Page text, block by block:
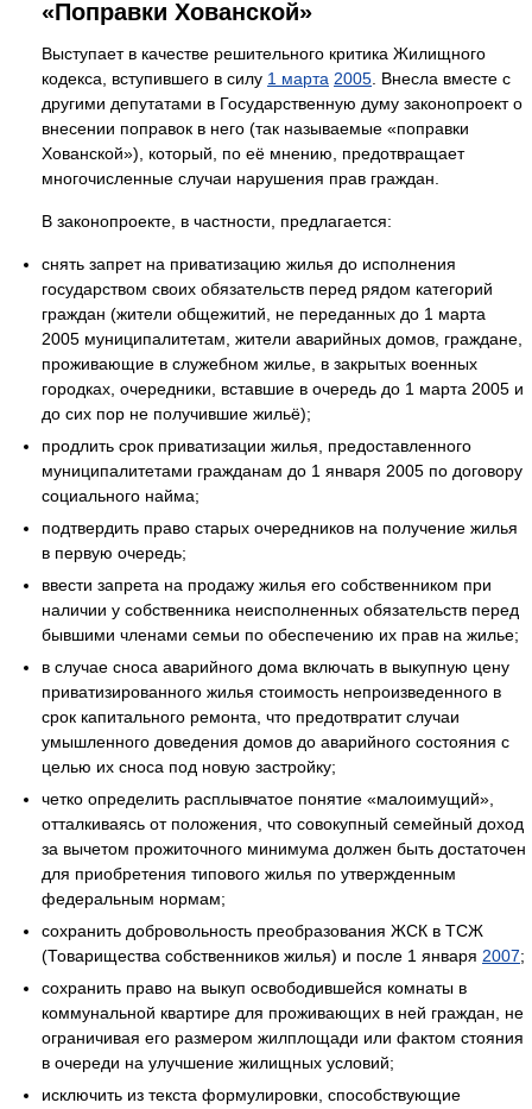
«Поправки Хованской»
Выступает в качестве решительного критика Жилищного
кодекса, вступившего в силу 1 марта 2005 . Внесла вместе с
другими депутатами в Государственную думу законопроект о
внесении поправок в него (так называемые «поправки
Хованской»), который, по её мнению, предотвращает
многочисленные случаи нарушения прав граждан.
В законопроекте, в частности, предлагается:
снять запрет на приватизацию жилья до исполнения
государством своих обязательств перед рядом категорий
граждан (жители общежитий, не переданных до 1 марта
2005 муниципалитетам, жители аварийных домов, граждане,
проживающие в служебном жилье, в закрытых военных
городках, очередники, вставшие в очередь до 1 марта 2005 и
до сих пор не получившие жильё);
продлить срок приватизации жилья, предоставленного
муниципалитетами гражданам до 1 января 2005 по договору
социального найма;
подтвердить право старых очередников на получение жилья
в первую очередь;
ввести запрета на продажу жилья его собственником при
наличии у собственника неисполненных обязательств перед
бывшими членами семьи по обеспечению их прав на жилье;
в случае сноса аварийного дома включать в выкупную цену
приватизированного жилья стоимость непроизведенного в
срок капитального ремонта, что предотвратит случаи
умышленного доведения домов до аварийного состояния с
целью их сноса под новую застройку;
четко определить расплывчатое понятие «малоимущий»,
отталкиваясь от положения, что совокупный семейный доход
за вычетом прожиточного минимума должен быть достаточен
для приобретения типового жилья по утвержденным
федеральным нормам;
сохранить добровольность преобразования ЖСК в ТСЖ
(Товарищества собственников жилья) и после 1 января 2007;
сохранить право на выкуп освободившейся комнаты в
коммунальной квартире для проживающих в ней граждан, не
ограничивая его размером жилплощади или фактом стояния
в очереди на улучшение жилищных условий;
исключить из текста формулировки, способствующие